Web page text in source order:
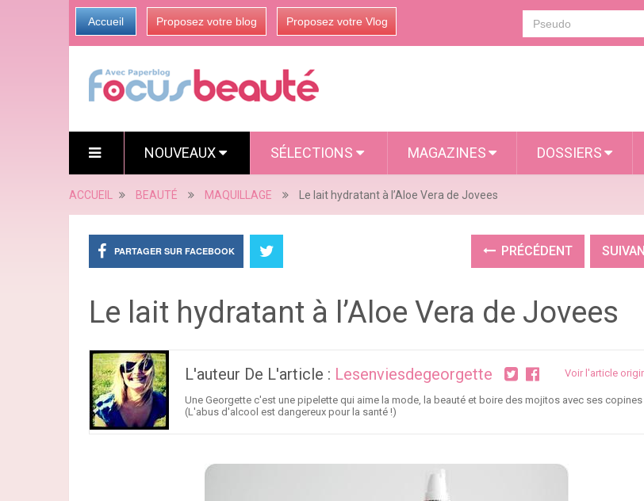
Accueil Proposez votre blog Proposez votre Vlog
NOUVEAUX SÉLECTIONS MAGAZINES DOSSIERS
ACCUEIL BEAUTÉ MAQUILLAGE Le lait hydratant à l’Aloe Vera de Jovees
PARTAGER SUR FACEBOOK PRÉCÉDENT
Le lait hydratant à l’Aloe Vera de Jovees
L'auteur De L'article : Lesenviesdegeorgette Voir l'article
Une Georgette c'est une pipelette qui aime la mode, la beauté et boire des mojitos avec ses copines
(L'abus d'alcool est dangereux pour la santé !)